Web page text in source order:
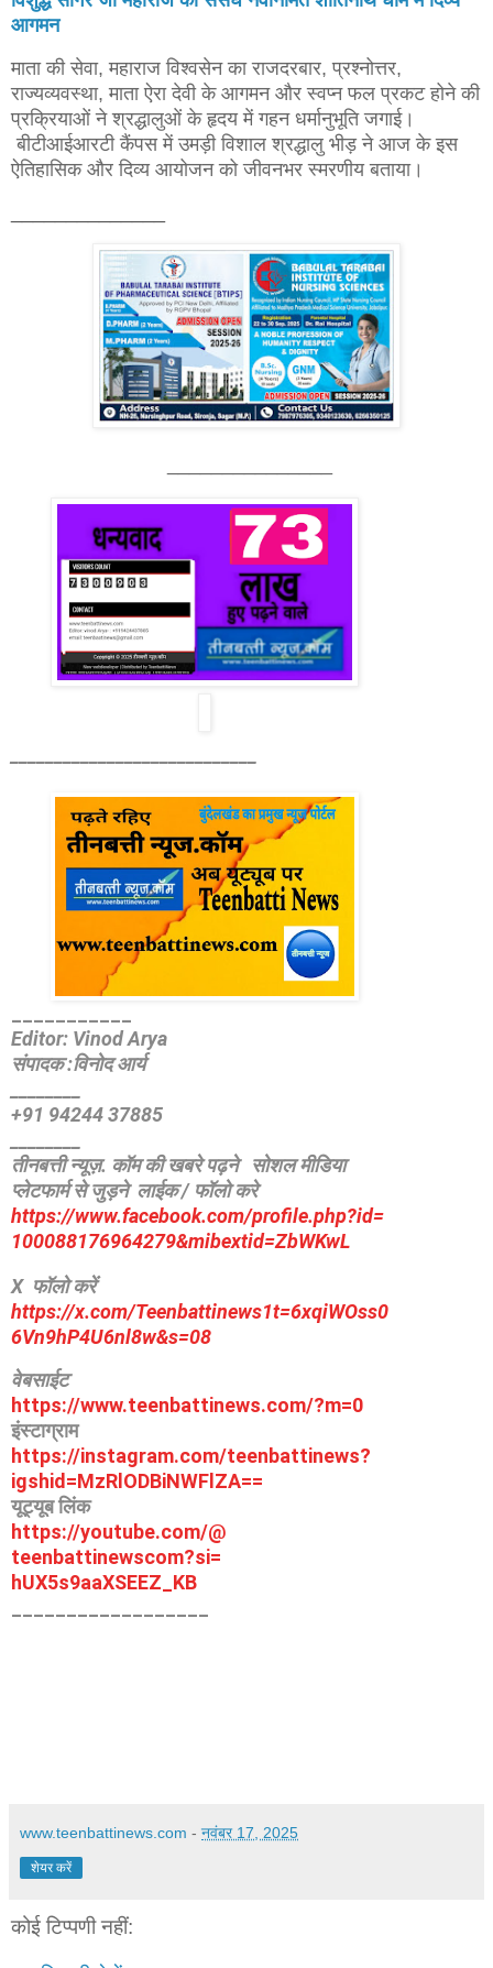
आगमन
माता की सेवा, महाराज विश्वसेन का राजदरबार, प्रश्नोत्तर,
राज्यव्यवस्था, माता ऐरा देवी के आगमन और स्वप्न फल प्रकट होने की
प्रक्रियाओं ने श्रद्धालुओं के हृदय में गहन धर्मानुभूति जगाई।
बीटीआईआरटी कैंपस में उमड़ी विशाल श्रद्धालु भीड़ ने आज के इस
ऐतिहासिक और दिव्य आयोजन को जीवनभर स्मरणीय बताया।
Editor: Vinod Arya
संपादक :विनोद आर्य
+91 94244 37885
तीनबत्ती न्यूज़. कॉम की खबरे पढ़नेसोशल मीडिया
प्लेटफार्म से जुड़ने लाईक / फॉलो करे
https://www.facebook.com/profile.php?id=
100088176964279&mibextid=ZbWKwL
X फॉलो करें
https://x.com/Teenbattinews1t=6xqiWOss0
6Vn9hP4U6nl8w&s=08
वेबसाईट
https://www.teenbattinews.com/?m=0
इंस्टाग्राम
https://instagram.com/teenbattinews?
igshid=MzRlODBiNWFlZA==
यूट्यूब लिंक
https://youtube.com/@
teenbattinewscom?si=
hUX5s9aaXSEEZ_KB
www.teenbattinews.com - नवंबर 17, 2025
शेयर करें
कोई टिप्पणी नहीं: